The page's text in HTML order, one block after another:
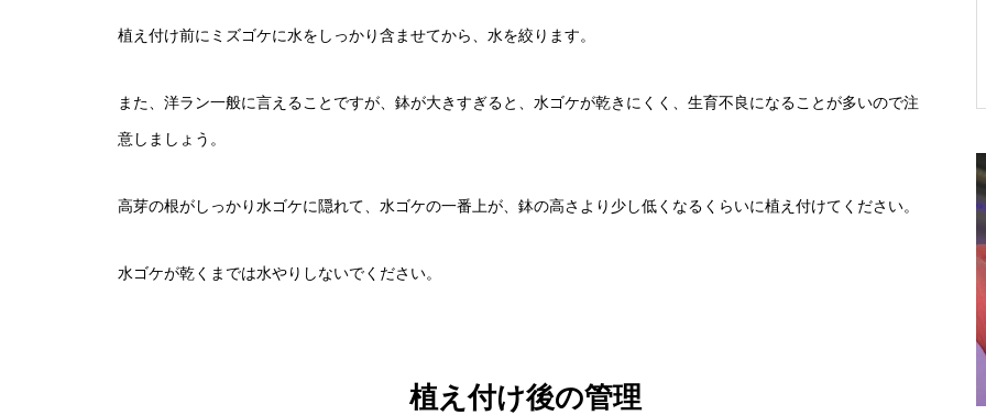
植え付け前にミズゴケに水をしっかり含ませてから、水を絞ります。
また、洋ラン一般に言えることですが、鉢が大きすぎると、水ゴケが乾きにくく、生育不良になることが多いので注
意しましょう。
高芽の根がしっかり水ゴケに隠れて、水ゴケの一番上が、鉢の高さより少し低くなるくらいに植え付けてください。
水ゴケが乾くまでは水やりしないでください。
植え付け後の管理
夏越し準備